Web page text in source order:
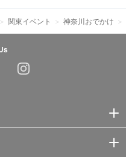
関東イベント 神奈川おでかけ